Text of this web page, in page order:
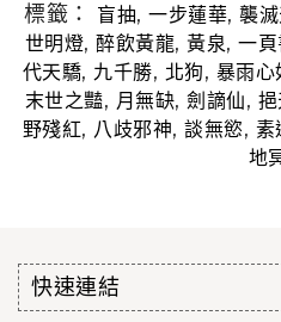
標籤： 盲抽, 一步蓮華, 襲
世明燈,醉飲黃龍,黃泉,一頁
代天驕, 九千勝, 北狗, 暴雨心
末世之豔, 月無缺,劍謫仙,
野殘紅, 八歧邪神, 談無慾, 素
地
快速連結